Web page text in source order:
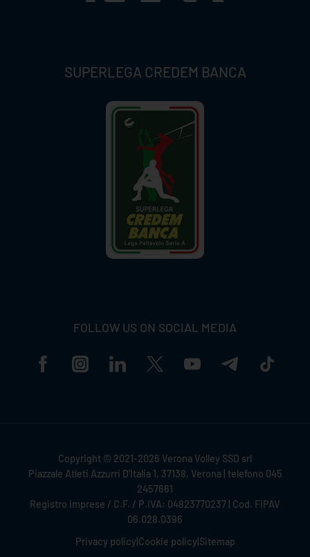
SUPERLEGA CREDEM BANCA
FOLLOW US ON SOCIAL MEDIA
Copyright © 2021-2026 Verona Volley SSD srl
Piazzale Atleti Azzurri D'Italia 1, 37138, Verona | telefono 045
2457661
Registro imprese / C.F. / P.IVA: 04823770237 | Cod. FIPAV
06.028.0396
Privacy policy Cookie policy Sitemap